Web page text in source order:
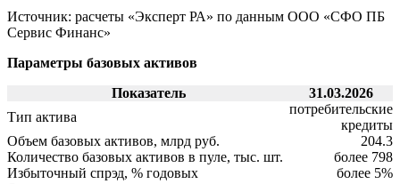
Источник: расчеты «Эксперт РА» по данным ООО «СФО ПБ
Сервис Финанс»
Параметры базовых активов
Показатель
31.03.2026
Тип актива
потребительские
кредиты
Объем базовых активов, млрд руб.
204.3
Количество базовых активов в пуле, тыс. шт.
более 798
Избыточный спрэд, % годовых
более 5%